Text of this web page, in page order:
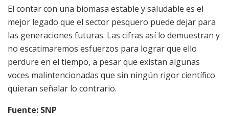
El contar con una biomasa estable y saludable es el
mejor legado que el sector pesquero puede dejar para
las generaciones futuras. Las cifras así lo demuestran y
no escatimaremos esfuerzos para lograr que ello
perdure en el tiempo, a pesar que existan algunas
voces malintencionadas que sin ningún rigor científico
quieran señalar lo contrario.
Fuente: SNP